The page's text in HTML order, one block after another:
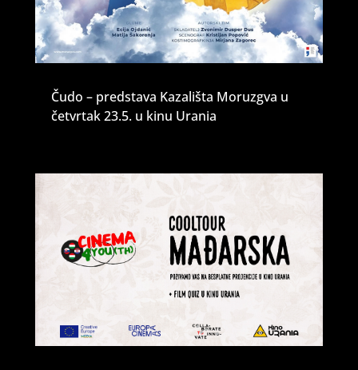
Čudo – predstava Kazališta Moruzgva u
četvrtak 23.5. u kinu Urania